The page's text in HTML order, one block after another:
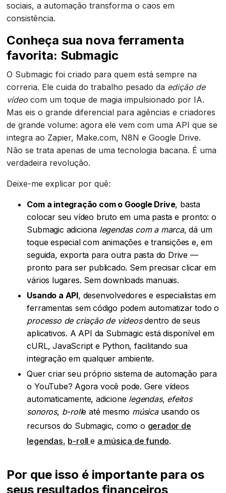
sociais, a automação transforma o caos em
consistência.
Conheça sua nova ferramenta
favorita: Submagic
O Submagic foi criado para quem está sempre na
correria. Ele cuida do trabalho pesado da edição de
vídeo com um toque de magia impulsionado por IA.
Mas eis o grande diferencial para agências e criadores
de grande volume: agora ele vem com uma API que se
integra ao Zapier, Make.com, N8N e Google Drive.
Não se trata apenas de uma tecnologia bacana. É uma
verdadeira revolução.
Deixe-me explicar por quê:
Com a integração com o Google Drive, basta
colocar seu vídeo bruto em uma pasta e pronto: o
Submagic adiciona legendas com a marca, dá um
toque especial com animações e transições e, em
seguida, exporta para outra pasta do Drive —
pronto para ser publicado. Sem precisar clicar em
vários lugares. Sem downloads manuais.
Usando a API, desenvolvedores e especialistas em
ferramentas sem código podem automatizar todo o
processo de criação de vídeosdentro de seus
aplicativos. A API da Submagic está disponível em
cURL, JavaScript e Python, facilitando sua
integração em qualquer ambiente.
Quer criar seu próprio sistema de automação para
o YouTube? Agora você pode. Gere vídeos
automaticamente, adicione legendas, efeitos
sonoros, b-rolle até mesmo músicausando os
recursos do Submagic, como o gerador de
legendas, b-rolle a música de fundo.
Por que isso é importante para os
seus resultados financeiros